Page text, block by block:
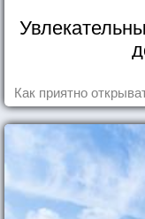
Как приятно